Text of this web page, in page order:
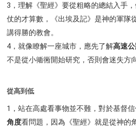
3，理解《聖經》要從粗略的總結入手
仗的才算數，《出埃及記》是神的軍隊
講得勝的教會。
4，就像瞭解一座城市，應先了解高速
不是從小衚衕開始研究，否則會迷失方向
從高到低
1，站在高處看事物並不難，對於基督
角度看問題，因為《聖經》就是從神的